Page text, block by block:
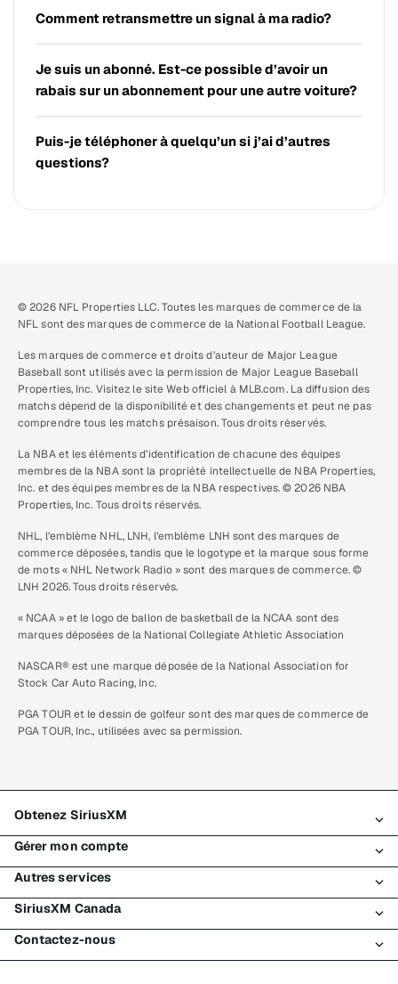
Comment retransmettre un signal à ma radio?
Je suis un abonné. Est-ce possible d’avoir un
rabais sur un abonnement pour une autre voiture?
Puis-je téléphoner à quelqu’un si j’ai d’autres
questions?
© 2026 NFL Properties LLC. Toutes les marques de commerce de la
NFL sont des marques de commerce de la National Football League.
Les marques de commerce et droits d’auteur de Major League
Baseball sont utilisés avec la permission de Major League Baseball
Properties, Inc. Visitez le site Web officiel à MLB.com. La diffusion des
matchs dépend de la disponibilité et des changements et peut ne pas
comprendre tous les matchs présaison. Tous droits réservés.
La NBA et les éléments d’identification de chacune des équipes
membres de la NBA sont la propriété intellectuelle de NBA Properties,
Inc. et des équipes membres de la NBA respectives. © 2026 NBA
Properties, Inc. Tous droits réservés.
NHL, l’emblème NHL, LNH, l’emblème LNH sont des marques de
commerce déposées, tandis que le logotype et la marque sous forme
de mots « NHL Network Radio » sont des marques de commerce. ©
LNH 2026. Tous droits réservés.
« NCAA » et le logo de ballon de basketball de la NCAA sont des
marques déposées de la National Collegiate Athletic Association
NASCAR® est une marque déposée de la National Association for
Stock Car Auto Racing, Inc.
PGA TOUR et le dessin de golfeur sont des marques de commerce de
PGA TOUR, Inc., utilisées avec sa permission.
Obtenez SiriusXM
Tous les forfaits
Mon essai SiriusXM
Mon abonnement
Essai gratuit de SiriusXM
Magasiner
Gérer mon compte
Connexion
Enregistrement
Effectuer un paiement
Transfert de service
Autres services
Traffic et Travel
Entreprises
SiriusXM Canada
À propos de SiriusXM
Contactez-nous